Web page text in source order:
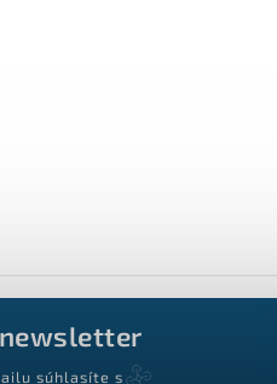
súhlasíte s